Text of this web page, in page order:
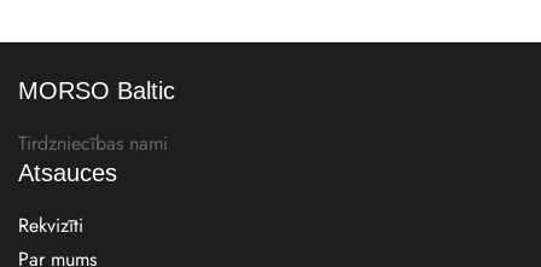
MORSO Baltic
Tirdzniecības nami
Atsauces
Rekvizīti
Par mums